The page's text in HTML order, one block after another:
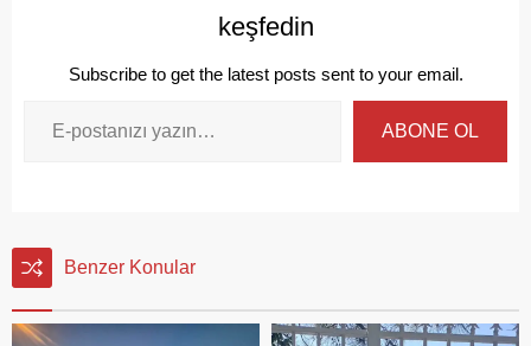
keşfedin
Subscribe to get the latest posts sent to your email.
ABONE OL
Benzer Konular